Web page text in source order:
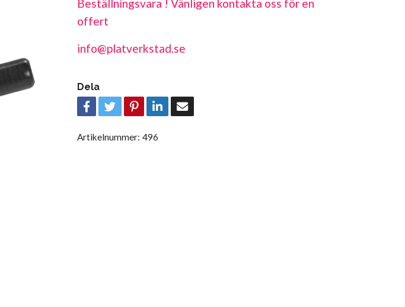
Beställningsvara ! Vänligen kontakta oss för en
offert
info@platverkstad.se
Dela
Artikelnummer: 496